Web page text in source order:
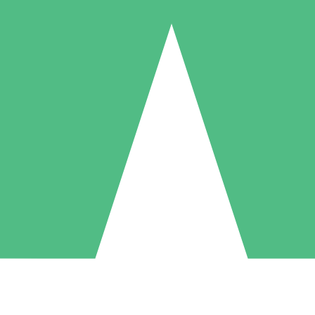
Individuele Creditpakketten
per gebruik met downloadtegoeden. Geen maandelijkse verplichting
5 Downloaden
US$